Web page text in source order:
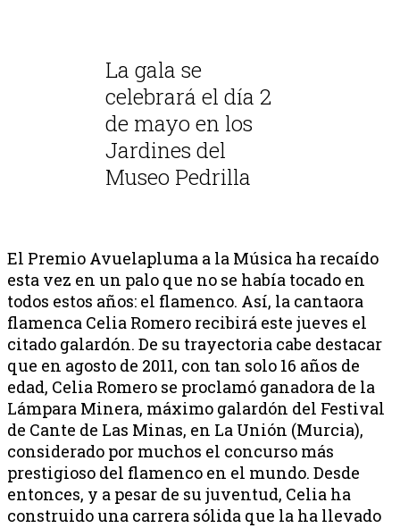
La gala se
celebrará el día 2
de mayo en los
Jardines del
Museo Pedrilla
El Premio Avuelapluma a la Música ha recaído
esta vez en un palo que no se había tocado en
todos estos años: el flamenco. Así, la cantaora
flamenca Celia Romero recibirá este jueves el
citado galardón. De su trayectoria cabe destacar
que en agosto de 2011, con tan solo 16 años de
edad, Celia Romero se proclamó ganadora de la
Lámpara Minera, máximo galardón del Festival
de Cante de Las Minas, en La Unión (Murcia),
considerado por muchos el concurso más
prestigioso del flamenco en el mundo. Desde
entonces, y a pesar de su juventud, Celia ha
construido una carrera sólida que la ha llevado